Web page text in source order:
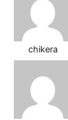
chikera